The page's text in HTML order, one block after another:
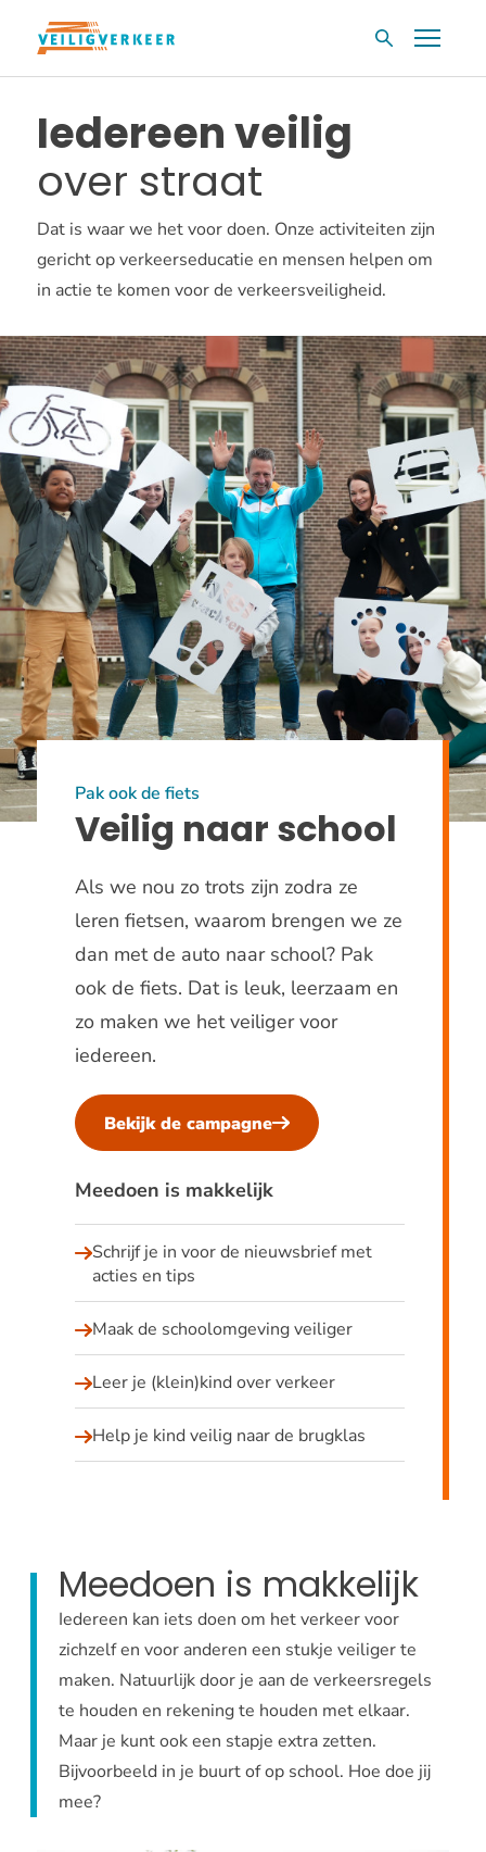
Overslaan
inhoud
gaan
ZoekvakMenu
Iedereen veilig
over straat
Dat is waar we het voor doen. Onze activiteiten zijn
gericht op verkeerseducatie en mensen helpen om
in actie te komen voor de verkeersveiligheid.
Veilig naar school
Pak ook de fiets
Als we nou zo trots zijn zodra ze
leren fietsen, waarom brengen we ze
dan met de auto naar school? Pak
ook de fiets. Dat is leuk, leerzaam en
zo maken we het veiliger voor
iedereen.
Bekijk de campagne
Meedoen is makkelijk
Schrijf je in voor de nieuwsbrief met
acties en tips
Maak de schoolomgeving veiliger
Leer je (klein)kind over verkeer
Help je kind veilig naar de brugklas
Meedoen is makkelijk
Iedereen kan iets doen om het verkeer voor
zichzelf en voor anderen een stukje veiliger te
maken. Natuurlijk door je aan de verkeersregels
te houden en rekening te houden met elkaar.
Maar je kunt ook een stapje extra zetten.
Bijvoorbeeld in je buurt of op school. Hoe doe jij
mee?